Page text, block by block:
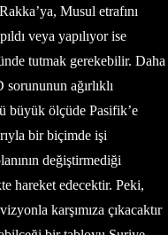
Musul etrafını
veya yapılıyor ise
tutmak gerekebilir. Daha
ağırlıklı
büyük ölçüde Pasifik’e
bir biçimde işi
değiştirmediği
hareket edecektir. Peki,
karşımıza çıkacaktır